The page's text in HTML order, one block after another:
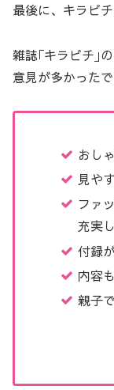
最後に、キラピ
雑誌｢キラピチ｣
意見が多かったで
おし
見や
ファ
充実
付録
内容
親子